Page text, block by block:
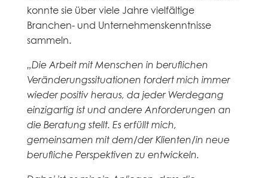
konnte sie über viele Jahre vielfältige
Branchen- und Unternehmenskenntnisse
sammeln.
„Die Arbeit mit Menschen in beruflichen
Veränderungssituationen fordert mich immer
wieder positiv heraus, da jeder Werdegang
einzigartig ist und andere Anforderungen an
die Beratung stellt. Es erfüllt mich,
gemeinsamen mit dem/der Klienten/in neue
berufliche Perspektiven zu entwickeln.